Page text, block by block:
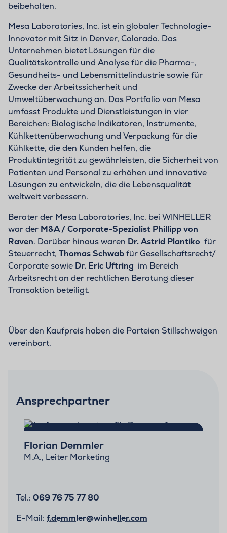
beibehalten.
Mesa Laboratories, Inc. ist ein globaler Technologie-
Innovator mit Sitz in Denver, Colorado. Das
Unternehmen bietet Lösungen für die
Qualitätskontrolle und Analyse für die Pharma-,
Gesundheits- und Lebensmittelindustrie sowie für
Zwecke der Arbeitssicherheit und
Umweltüberwachung an. Das Portfolio von Mesa
umfasst Produkte und Dienstleistungen in vier
Bereichen: Biologische Indikatoren, Instrumente,
Kühlkettenüberwachung und Verpackung für die
Kühlkette, die den Kunden helfen, die
Produktintegrität zu gewährleisten, die Sicherheit von
Patienten und Personal zu erhöhen und innovative
Lösungen zu entwickeln, die die Lebensqualität
weltweit verbessern.
Berater der Mesa Laboratories, Inc. bei WINHELLER
war der M&A / Corporate-Spezialist Phillipp von
Raven. Darüber hinaus waren Dr. Astrid Plantiko für
Steuerrecht, Thomas Schwabfür Gesellschaftsrecht/
Corporate sowie Dr. Eric Uftring im Bereich
Arbeitsrecht an der rechtlichen Beratung dieser
Transaktion beteiligt.
Über den Kaufpreis haben die Parteien Stillschweigen
vereinbart.
Ansprechpartner
Florian Demmler
M.A., Leiter Marketing
Tel.: 069 76 75 77 80
E-Mail: f.demmler@winheller.com